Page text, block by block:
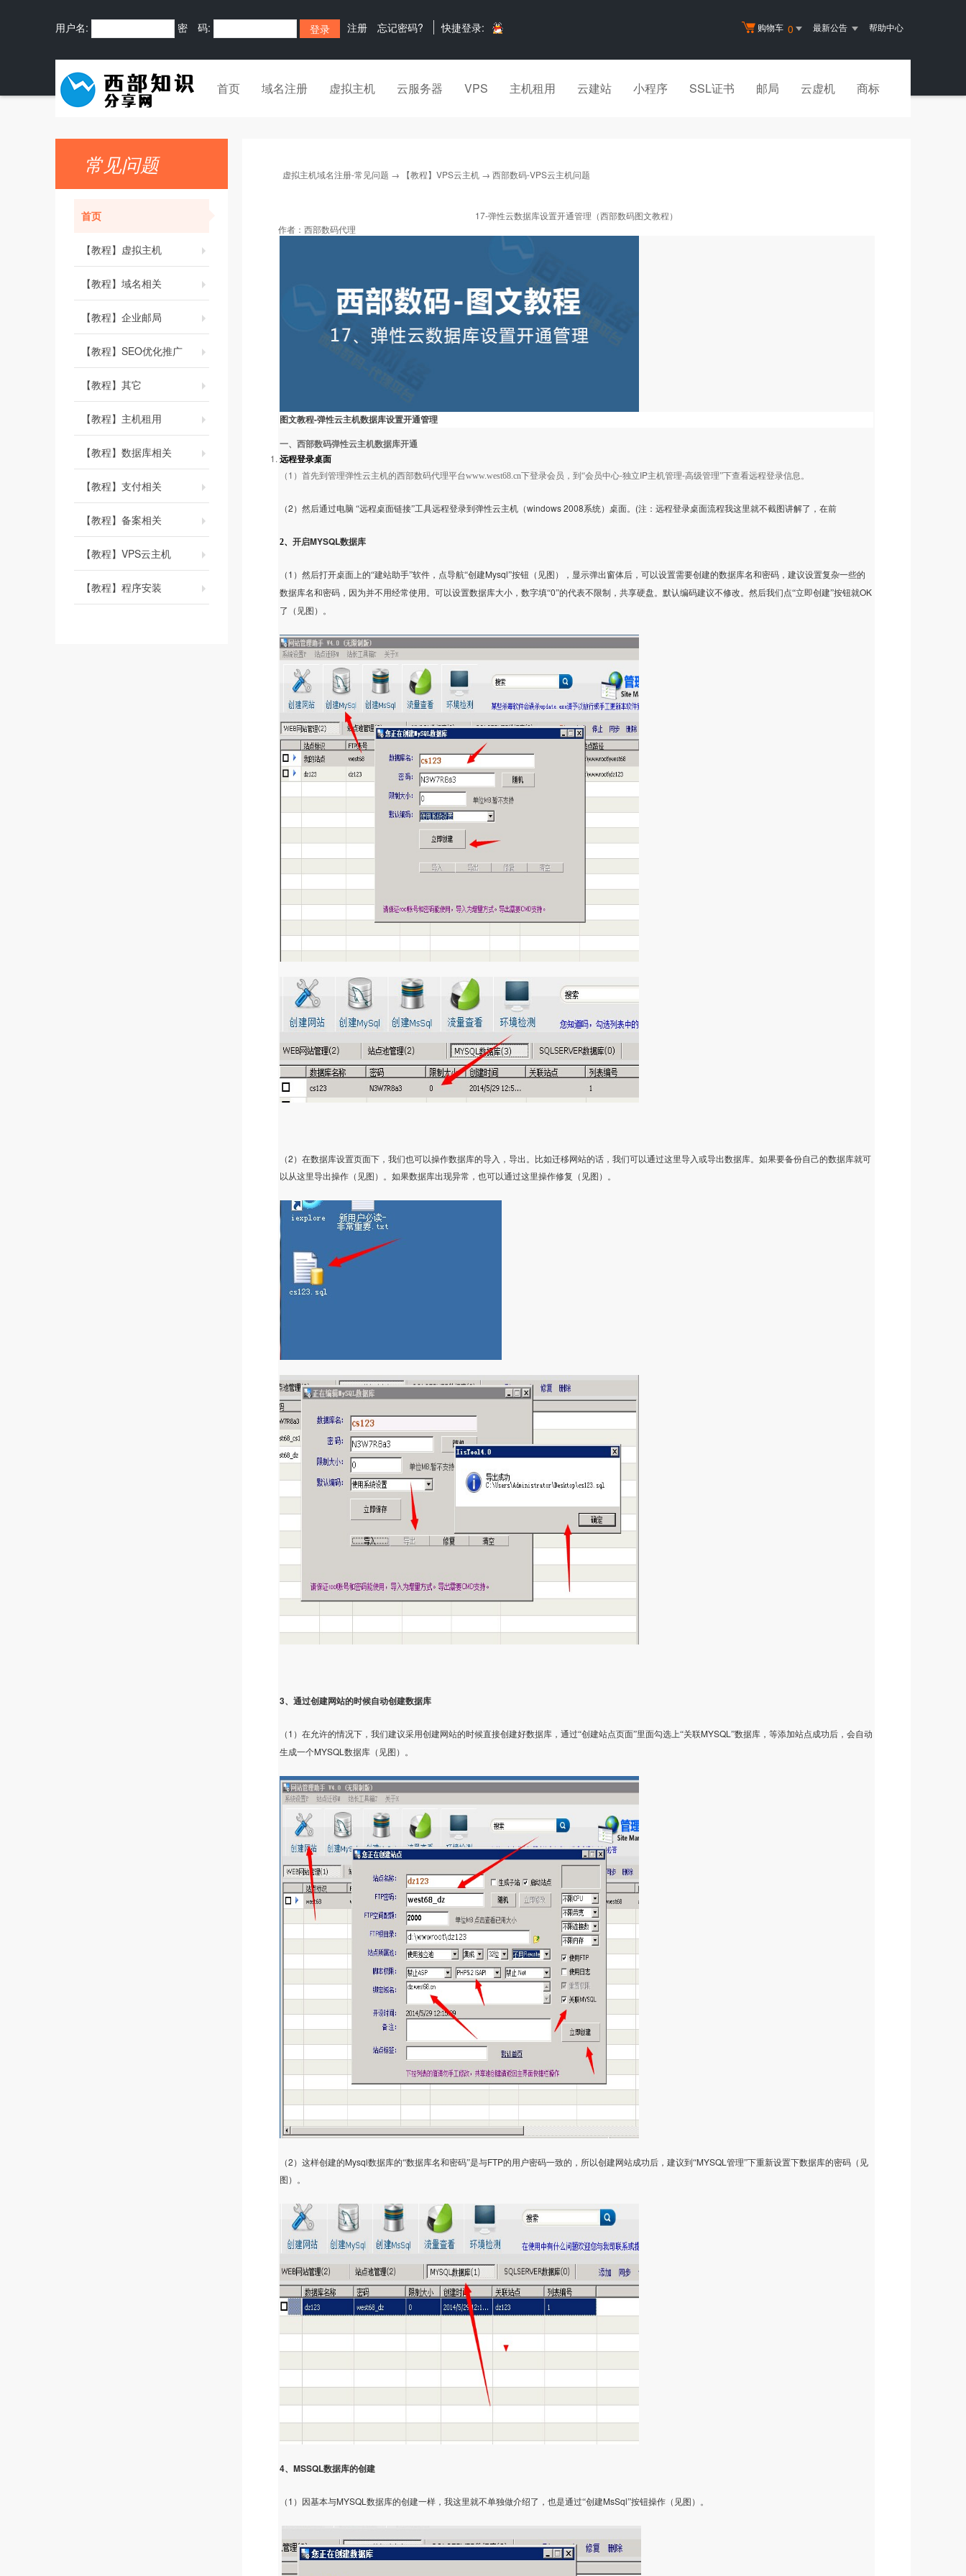
购物车 0 最新公告 帮助中心
用户名: 密 码: 注册 忘记密码? 快捷登录:
首页 域名注册 虚拟主机 云服务器 VPS 主机租用 云建站 小程序 SSL证书 邮局 云虚机 商标
常见问题
首页
【教程】虚拟主机
【教程】域名相关
【教程】企业邮局
【教程】SEO优化推广
【教程】其它
【教程】主机租用
【教程】数据库相关
【教程】支付相关
【教程】备案相关
【教程】VPS云主机
【教程】程序安装
虚拟主机域名注册-常见问题 → 【教程】VPS云主机 → 西部数码-VPS云主机问题
17-弹性云数据库设置开通管理（西部数码图文教程）
作者： 西部数码代理
图文教程-弹性云主机数据库设置开通管理
一、西部数码弹性云主机数据库开通
远程登录桌面
（ 1 ）首先到管理弹性云主机的西部数码代理平台www.west68.cn下登录会员，到“会员中心-独立IP主机管理-高级管理”下查看远程登录信息。
（2 ）然后通过电脑 “远程桌面链接”工具远程登录到弹性云主机（windows 2008系统）桌面。 (注：远程登录桌面流程我这里就不截图讲解了，在前
2、 开启MYSQL数据库
（ 1 ）然后打开桌面上的“建站助手”软件，点导航“创建Mysql”按钮（见图），显示弹出窗体后，可以设置需要创建的数据库名和密码，建议设置复杂一些的
数据库名和密码，因为并不用经常使用。可以设置数据库大小，数字填“0”的代表不限制，共享硬盘。默认编码建议不修改。然后我们点“立即创建”按钮就OK
了（见图）。
（2 ）在数据库设置页面下，我们也可以操作数据库的导入，导出。比如迁移网站的话，我们可以通过这里导入或导出数据库。如果要备份自己的数据库就可
以从这里导出操作（见图）。如果数据库出现异常，也可以通过这里操作修复（见图）。
3、通过创建网站的时候自动创建数据库
（ 1 ）在允许的情况下，我们建议采用创建网站的时候直接创建好数据库，通过“创建站点页面”里面勾选上“关联MYSQL ”数据库，等添加站点成功后，会自动
生成一个MYSQL 数据库（见图）。
（2 ）这样创建的Mysql数据库的“数据库名和密码”是与FTP的用户密码一致的，所以创建网站成功后，建议到“MYSQL 管理”下重新设置下数据库的密码（见
图）。
4、 MSSQL数据库的创建
（ 1 ）因基本与MYSQL 数据库的创建一样，我这里就不单独做介绍了，也是通过“创建MsSql”按钮操作（见图）。